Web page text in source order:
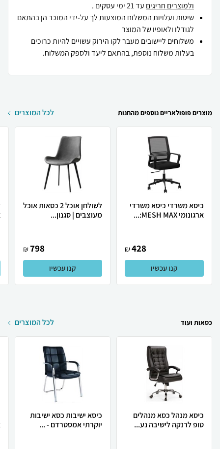
ולמוצרים חריגים עד 21 ימי עסקים .
שיטות ועלויות המשלוח המוצעות לך על-ידי המוכר הן בהתאם
לגודלו ולאופיו של המוצר
משלוחים ליישובים מעבר לקו הירוק עשויים להיות כרוכים
בעלות משלוח נוספת, בהתאם ליעד ולספק המשלוח.
מוצרים פופולאריים נוספים מהחנות לכל המוצרים
כיסא משרדי כיסא משרדי
ארגונומי MESH MAX:...
428
₪
קנו עכשיו
לשולחן אוכל 2 כסאות אוכל
מעוצבים | סגנון...
798
₪
קנו עכשיו
כסאות ועוד לכל המוצרים
כיסא מנהל כסא מנהלים
טופ לרנקה לישיבה נע...
כיסא ישיבות כסא ישיבות
יוקרתי אמסטרדם - ...